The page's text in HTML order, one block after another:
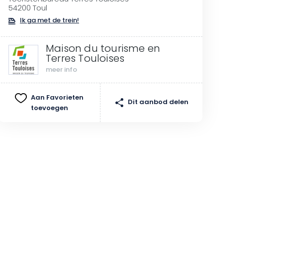
54200 Toul
Ik ga met de trein!
Maison du tourisme en
Terres Touloises
meer info
Aan Favorieten
toevoegen
Dit aanbod delen